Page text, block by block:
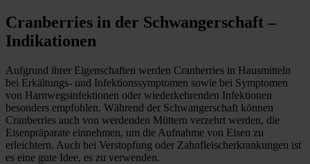
Cranberries in der Schwangerschaft –
Indikationen
Aufgrund ihrer Eigenschaften werden Cranberries in Hausmitteln
bei Erkältungs- und Infektionssymptomen sowie bei Symptomen
von Harnwegsinfektionen oder wiederkehrenden Infektionen
besonders empfohlen. Während der Schwangerschaft können
Cranberries auch von werdenden Müttern verzehrt werden, die
Eisenpräparate einnehmen, um die Aufnahme von Eisen zu
erleichtern. Auch bei Verstopfung oder Zahnfleischerkrankungen ist
es eine gute Idee, es zu verwenden.